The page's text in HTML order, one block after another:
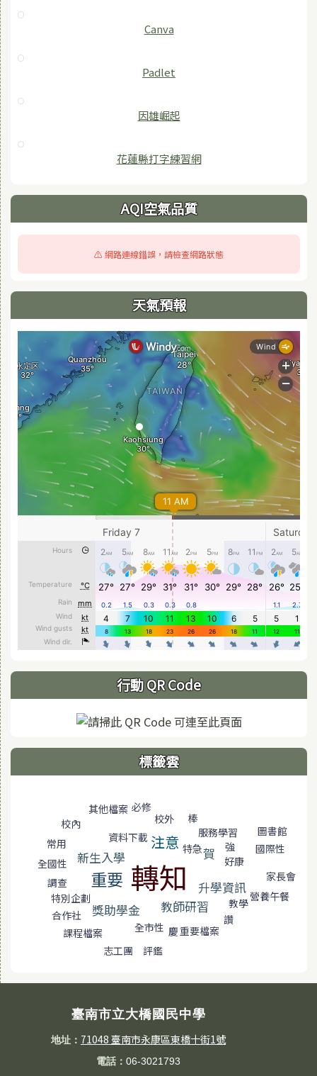
Canva
Padlet
因雄崛起
花蓮縣打字練習網
AQI空氣品質
⚠️ 網路連線錯誤，請檢查網路狀態
天氣預報
行動 QR Code
標籤雲
其他檔案 必修
校內
校外
棒
常用
資料下載 注意 服務學習 圖書館
全國性 新生入學 特急 強
重要 轉知
賀 好康
國際性
調查
特別企劃
升學資訊
家長會
合作社 獎助學金 教師研習 教學營養午餐
課程檔案 全市性 慶重要檔案
讚
志工團 評鑑
臺南市立大橋國民中學
地址： 71048 臺南市永康區東橋十街1號
電話：06-3021793